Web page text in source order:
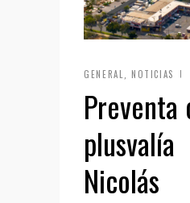
GENERAL , NOTICIAS
Preventa
Nicolás